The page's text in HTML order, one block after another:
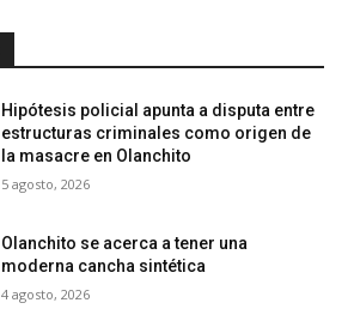
Hipótesis policial apunta a disputa entre
estructuras criminales como origen de
la masacre en Olanchito
5 agosto, 2026
Olanchito se acerca a tener una
moderna cancha sintética
4 agosto, 2026